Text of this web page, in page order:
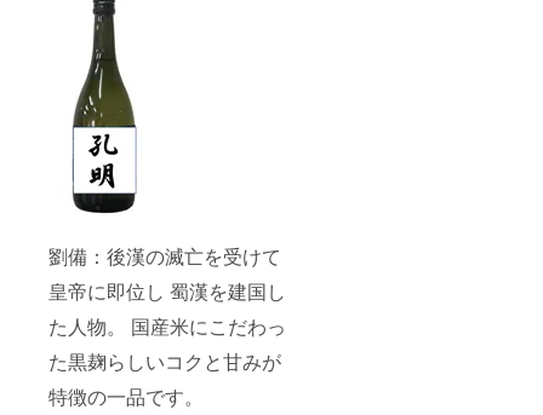
劉備：後漢の滅亡を受けて
皇帝に即位し 蜀漢を建国し
た人物。 国産米にこだわっ
た黒麹らしいコクと甘みが
特徴の一品です。